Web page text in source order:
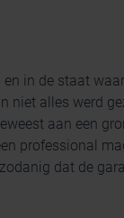
en in de staat
niet alles werd
aan een
professional
dat de